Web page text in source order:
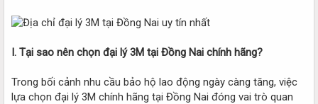
I. Tại sao nên chọn đại lý 3M tại Đồng Nai chính hãng?
Trong bối cảnh nhu cầu bảo hộ lao động ngày càng tăng, việc
lựa chọn đại lý 3M chính hãng tại Đồng Nai đóng vai trò quan